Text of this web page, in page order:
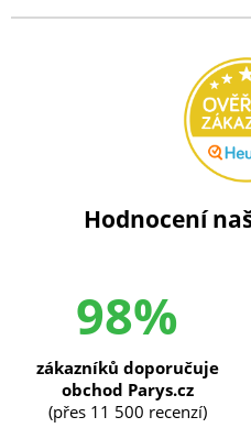
Hodnocení
98%
zákazníků doporučuje
obchod Parys.cz
(přes 11 500 recenzí)